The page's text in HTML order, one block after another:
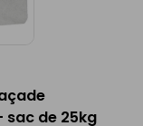
sac de 25kg